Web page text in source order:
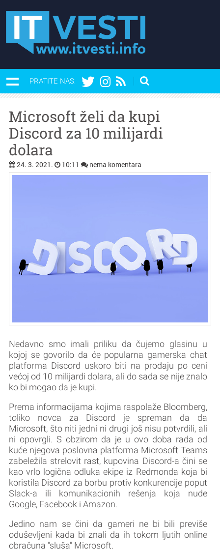
PRATITE NAS:
Microsoft želi da kupi
Discord za 10 milijardi
dolara
24. 3. 2021. 10:11 nema komentara
Nedavno smo imali priliku da čujemo glasinu u
kojoj se govorilo da će popularna gamerska chat
platforma Discord uskoro biti na prodaju po ceni
većoj od 10 milijardi dolara, ali do sada se nije znalo
ko bi mogao da je kupi.
Prema informacijama kojima raspolaže Bloomberg,
toliko novca za Discord je spreman da da
Microsoft, što niti jedni ni drugi još nisu potvrdili, ali
ni opovrgli. S obzirom da je u ovo doba rada od
kuće njegova poslovna platforma Microsoft Teams
zabeležila strelovit rast, kupovina Discord-a čini se
kao vrlo logična odluka ekipe iz Redmonda koja bi
koristila Discord za borbu protiv konkurencije poput
Slack-a ili komunikacionih rešenja koja nude
Google, Facebook i Amazon.
Jedino nam se čini da gameri ne bi bili previše
oduševljeni kada bi znali da ih tokom ljutih online
obračuna "sluša" Microsoft.